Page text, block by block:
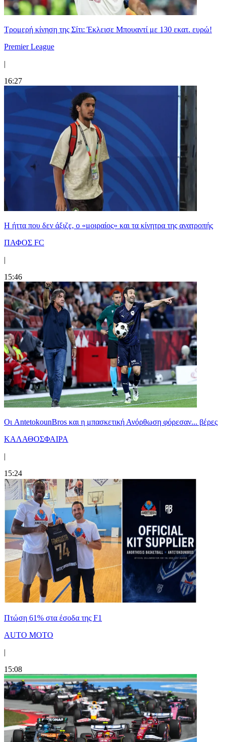
Τρομερή κίνηση της Σίτι: Έκλεισε Μπουαντί με 130 εκατ. ευρώ!
Premier League
|
16:27
Η ήττα που δεν άξιζε, ο «μοιραίος» και τα κίνητρα της ανατροπής
ΠΑΦΟΣ FC
|
15:46
Oι AntetokounBros και η μπασκετική Ανόρθωση φόρεσαν... βέρες
ΚΑΛΑΘΟΣΦΑΙΡΑ
|
15:24
Πτώση 61% στα έσοδα της F1
AUTO MOTO
|
15:08